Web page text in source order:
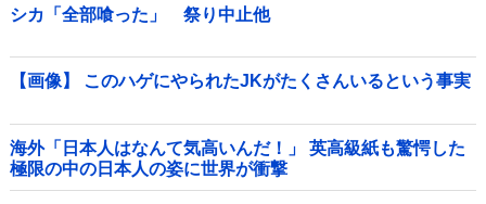
シカ「全部喰った」 祭り中止他
【画像】 このハゲにやられたJKがたくさんいるという事実
海外「日本人はなんて気高いんだ！」 英高級紙も驚愕した
極限の中の日本人の姿に世界が衝撃